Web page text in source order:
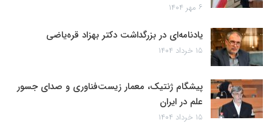
۶ مهر ۱۴۰۴
یادنامه‌ای در بزرگداشت دکتر بهزاد قره‌یاضی
۱۵ خرداد ۱۴۰۴
پیشگام ژنتیک، معمار زیست‌فناوری و صدای جسور
علم در ایران
۱۵ خرداد ۱۴۰۴